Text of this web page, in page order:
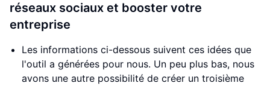
réseaux sociaux et booster votre
entreprise
Les informations ci-dessous suivent ces idées que
l'outil a générées pour nous. Un peu plus bas, nous
avons une autre possibilité de créer un troisième